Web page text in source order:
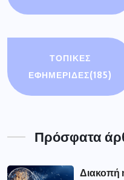
ΤΟΠΙΚΕΣ
ΕΦΗΜΕΡΙΔΕΣ(185)
Πρόσφατα
Διακοπή